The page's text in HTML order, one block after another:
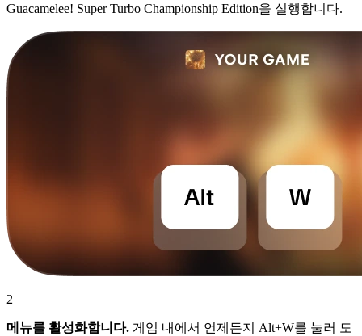
Guacamelee! Super Turbo Championship Edition을 실행합니다.
2
메뉴를 활성화합니다. 게임 내에서 언제든지 Alt+W를 눌러 도